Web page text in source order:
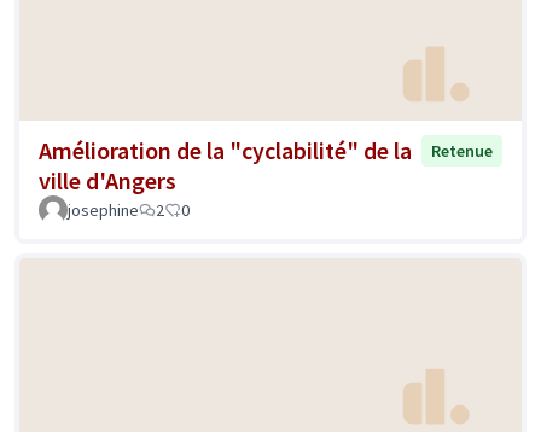
Amélioration de la "cyclabilité" de la
ville d'Angers
Retenue
josephine 2 0